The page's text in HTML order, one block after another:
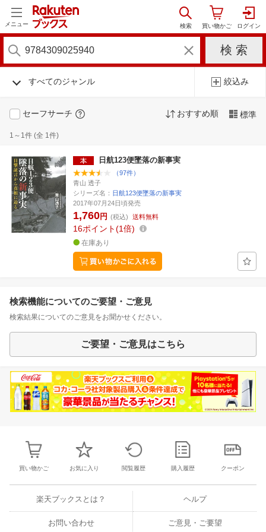
メニュー
すべてのジャンル 絞込み
セーフサーチ おすすめ順 標準
1～1件 (全 1件)
日航123便墜落の新事実
（97件）
青山 透子
シリーズ名： 日航123便墜落の新事実
2017年07月24日頃発売
1,760円 (税込) 送料無料
16ポイント 1倍
在庫あり
検索機能についてのご要望・ご意見
検索結果についてのご意見をお聞かせください。
ご要望・ご意見はこちら
買い物かご お気に入り 閲覧履歴 購入履歴 クーポン
楽天ブックスとは？ ヘルプ
お問い合わせ ご意見・ご要望